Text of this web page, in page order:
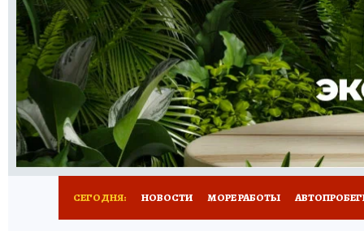
КНИЖНАЯ ПОЛКА ПРОГНОЗЫ НА СПОРТ
ПРЕСС-ЦЕНТР НЕДВИЖИМОСТЬ
ВСЕ О КП РАДИО КП ТЕСТЫ НОВОЕ
СЕГОДНЯ: НОВОСТИ МОРЕ РАБОТЫ